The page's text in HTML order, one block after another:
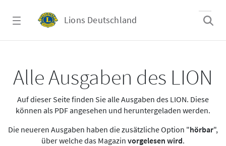
Lions Deutschland
Alle Ausgaben des LION
Auf dieser Seite finden Sie alle Ausgaben des LION. Diese
können als PDF angesehen und heruntergeladen werden.
Die neueren Ausgaben haben die zusätzliche Option "hörbar",
über welche das Magazin vorgelesen wird.